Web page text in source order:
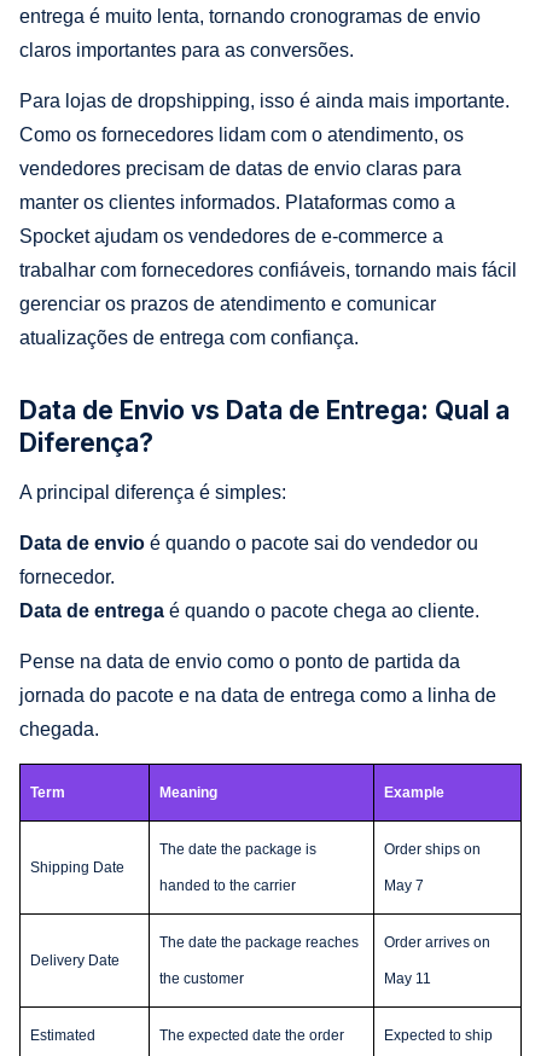
entrega é muito lenta, tornando cronogramas de envio
claros importantes para as conversões.
Para lojas de dropshipping, isso é ainda mais importante.
Como os fornecedores lidam com o atendimento, os
vendedores precisam de datas de envio claras para
manter os clientes informados. Plataformas como a
Spocket ajudam os vendedores de e-commerce a
trabalhar com fornecedores confiáveis, tornando mais fácil
gerenciar os prazos de atendimento e comunicar
atualizações de entrega com confiança.
Data de Envio vs Data de Entrega: Qual a
Diferença?
A principal diferença é simples:
Data de envio é quando o pacote sai do vendedor ou
fornecedor.
Data de entrega é quando o pacote chega ao cliente.
Pense na data de envio como o ponto de partida da
jornada do pacote e na data de entrega como a linha de
chegada.
Term Meaning Example
Shipping Date
The date the package is
handed to the carrier
Order ships on
May 7
Delivery Date
The date the package reaches
the customer
Order arrives on
May 11
Estimated The expected date the order Expected to ship